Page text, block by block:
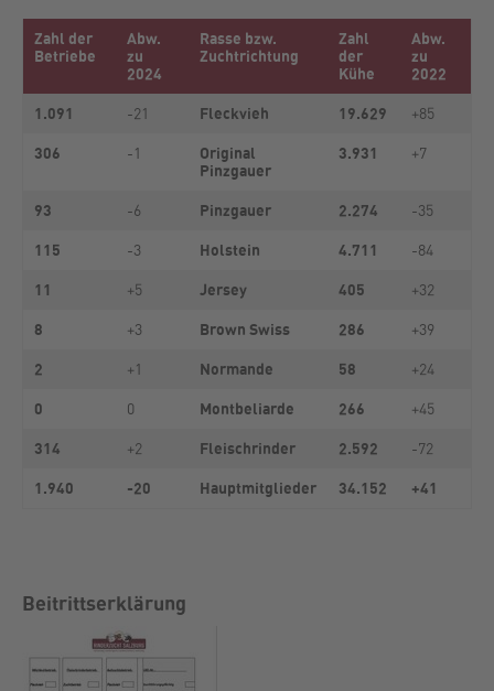
Zahl der
Betriebe
Abw.
zu
2024
Rasse bzw.
Zuchtrichtung
Zahl
der
Kühe
Abw.
zu
2022
1.091 -21 Fleckvieh 19.629 +85
306 -1
Original
Pinzgauer
3.931 +7
93 -6 Pinzgauer 2.274 -35
115 -3 Holstein 4.711 -84
11 +5 Jersey 405 +32
8 +3 Brown Swiss 286 +39
2 +1 Normande 58 +24
0 0 Montbeliarde 266 +45
314 +2 Fleischrinder 2.592 -72
1.940 -20 Hauptmitglieder 34.152 +41
Beitrittserklärung